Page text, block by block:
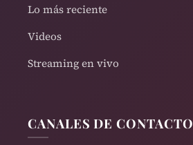
Lo más reciente
Videos
Streaming en vivo
CANALES DE CONTACTO